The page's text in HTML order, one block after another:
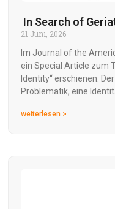
In Search of
21 Juni, 2026
Im Journal of the
ein Special Article zum
Identity“ erschienen.
Problematik, eine
weiterlesen >